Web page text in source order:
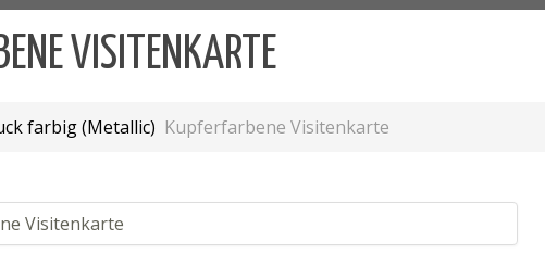
VISITENKARTE
farbig (Metallic) Kupferfarbene Visitenkarte